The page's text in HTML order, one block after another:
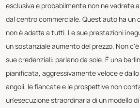
esclusiva e probabilmente non ne vedrete
dal centro commerciale. Quest'auto ha un
non è adatta a tutti. Le sue prestazioni
un sostanziale aumento del prezzo. Non
sue credenziali: parlano da sole. È una
pianificata, aggressivamente veloce e
angoli, le fiancate e le prospettive non
un'esecuzione straordinaria di un modello